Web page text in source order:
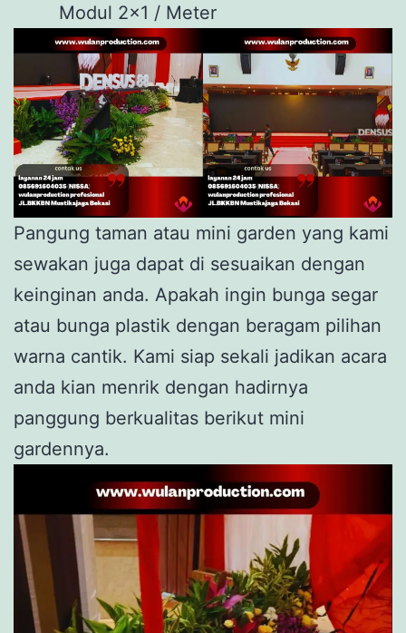
Modul 2×1 / Meter
Pangung taman atau mini garden yang kami
sewakan juga dapat di sesuaikan dengan
keinginan anda. Apakah ingin bunga segar
atau bunga plastik dengan beragam pilihan
warna cantik. Kami siap sekali jadikan acara
anda kian menrik dengan hadirnya
panggung berkualitas berikut mini
gardennya.